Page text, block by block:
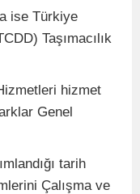
ise Türkiye
Taşımacılık
hizmet
Genel
tarih
Çalışma ve